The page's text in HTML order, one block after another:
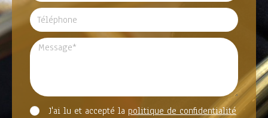
J'ai lu et accepté la politique de confidentialité